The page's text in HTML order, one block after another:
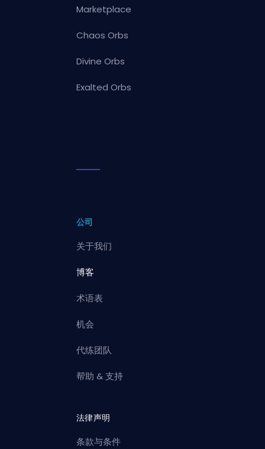
Marketplace
Chaos Orbs
Divine Orbs
Exalted Orbs
公司
关于我们
博客
术语表
机会
代练团队
帮助 & 支持
法律声明
条款与条件